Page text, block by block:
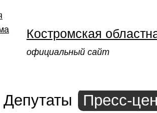
Костромская
официальный сайт
Депутаты Пресс-